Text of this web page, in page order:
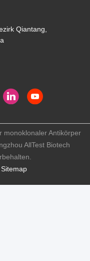
Qiantang,
Sitemap
monoklonaler Antikörper
AllTest Biotech